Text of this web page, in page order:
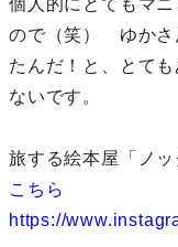
ので（笑） ゆかさ
たんだ！と、とて
ないです。
旅する絵本屋「ノ
こちら
https://